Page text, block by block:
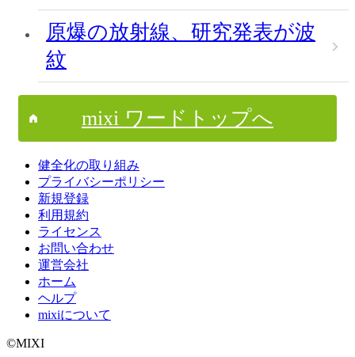
原爆の放射線、研究発表が波
紋
mixi ワードトップへ
健全化の取り組み
プライバシーポリシー
新規登録
利用規約
ライセンス
お問い合わせ
運営会社
ホーム
ヘルプ
mixiについて
©MIXI